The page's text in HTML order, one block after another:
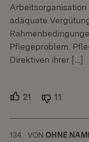
adäquate
Pflegeproblem.
Direktiven ihrer […]
21 Unterstützer.
11
134. KOMMENTAR
VON :OHNE